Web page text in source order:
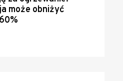
może obniżyć